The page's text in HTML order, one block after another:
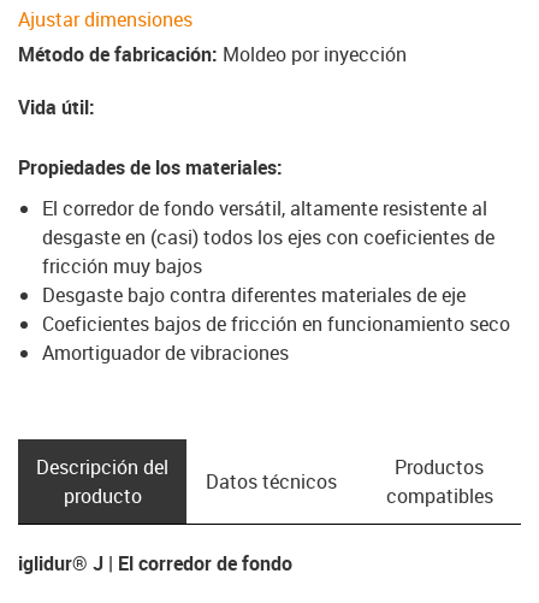
Ajustar dimensiones
Método de fabricación: Moldeo por inyección
Vida útil:
Propiedades de los materiales:
El corredor de fondo versátil, altamente resistente al
desgaste en (casi) todos los ejes con coeficientes de
fricción muy bajos
Desgaste bajo contra diferentes materiales de eje
Coeficientes bajos de fricción en funcionamiento seco
Amortiguador de vibraciones
Descripción del
producto
Datos técnicos
Productos
compatibles
iglidur® J | El corredor de fondo